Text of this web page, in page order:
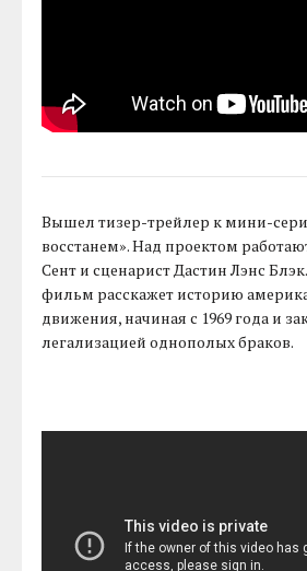
Вышел тизер-трейлер к мини-
восстанем». Над проектом
Сент и сценарист Дастин Лэнс
фильм расскажет историю
движения, начиная с 1969 года и
легализацией однополых браков.